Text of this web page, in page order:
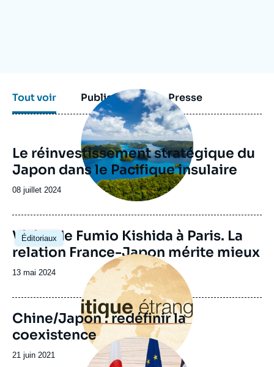
Tout voir Publications Presse
Image
principale
Le réinvestissement stratégique du
Japon dans le Pacifique insulaire
Date
publication
08 juillet 2024
Éditoriaux
Visite de Fumio Kishida à Paris. La
relation France-Japon mérite mieux
Date
publication
13 mai 2024
Image
principale
Chine/Japon : redéfinir la
coexistence
Date
21 juin 2021
Image
principale
médiatique